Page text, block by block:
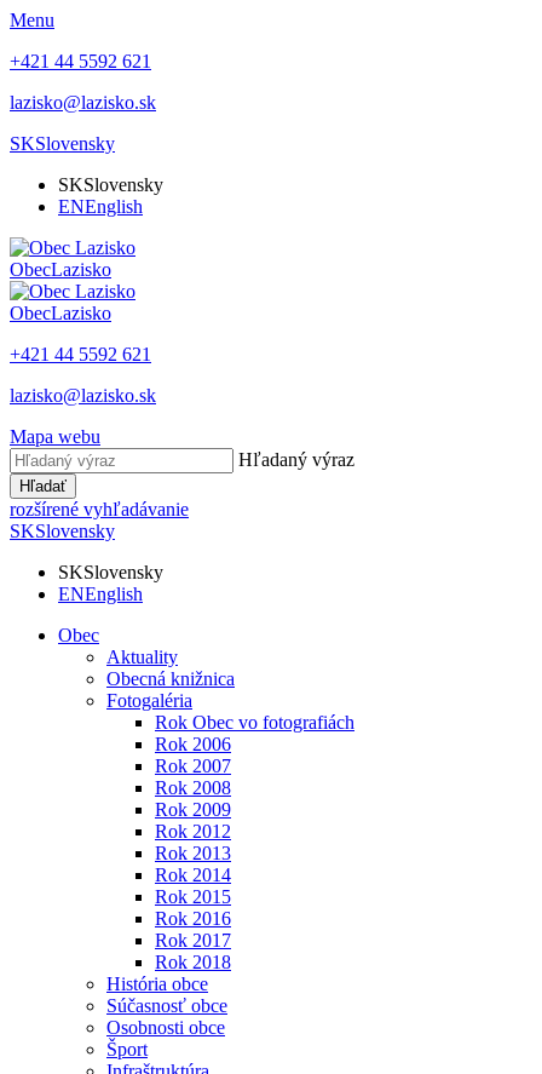
Menu
+421 44 5592 621
lazisko@lazisko.sk
SKSlovensky
SKSlovensky
ENEnglish
ObecLazisko
ObecLazisko
+421 44 5592 621
lazisko@lazisko.sk
Mapa webu
Hľadaný výraz
Hľadať
rozšírené vyhľadávanie
SKSlovensky
SKSlovensky
ENEnglish
Obec
Aktuality
Obecná knižnica
Fotogaléria
Rok Obec vo fotografiách
Rok 2006
Rok 2007
Rok 2008
Rok 2009
Rok 2012
Rok 2013
Rok 2014
Rok 2015
Rok 2016
Rok 2017
Rok 2018
História obce
Súčasnosť obce
Osobnosti obce
Šport